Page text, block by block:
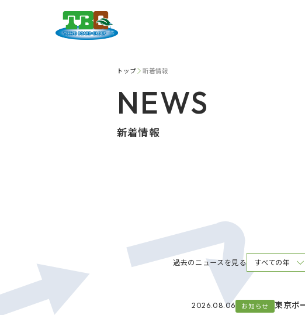
トップ 新着情報
NEWS
新着情報
過去のニュースを見る
2026.08.06 お知らせ 東京ボ